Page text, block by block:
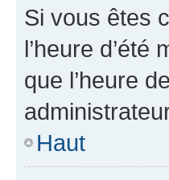
Si vous êtes
l’heure
que l’heure
Haut